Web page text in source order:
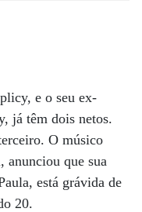
e o seu ex-
já têm dois netos.
O músico
anunciou que sua
está grávida de
20.